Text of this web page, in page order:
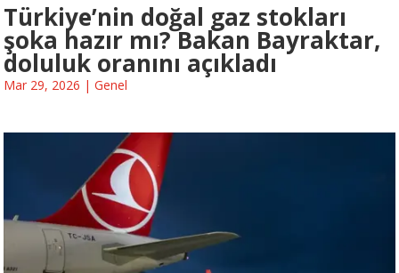
Türkiye’nin doğal gaz stokları
şoka hazır mı? Bakan Bayraktar,
doluluk oranını açıkladı
Mar 29, 2026 | Genel